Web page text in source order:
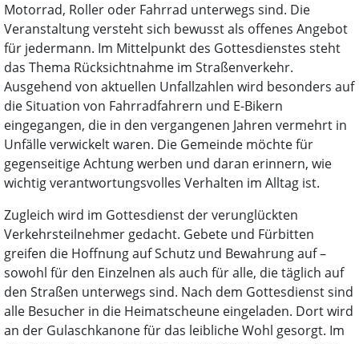
Motorrad, Roller oder Fahrrad unterwegs sind. Die
Veranstaltung versteht sich bewusst als offenes Angebot
für jedermann. Im Mittelpunkt des Gottesdienstes steht
das Thema Rücksichtnahme im Straßenverkehr.
Ausgehend von aktuellen Unfallzahlen wird besonders auf
die Situation von Fahrradfahrern und E-Bikern
eingegangen, die in den vergangenen Jahren vermehrt in
Unfälle verwickelt waren. Die Gemeinde möchte für
gegenseitige Achtung werben und daran erinnern, wie
wichtig verantwortungsvolles Verhalten im Alltag ist.
Zugleich wird im Gottesdienst der verunglückten
Verkehrsteilnehmer gedacht. Gebete und Fürbitten
greifen die Hoffnung auf Schutz und Bewahrung auf –
sowohl für den Einzelnen als auch für alle, die täglich auf
den Straßen unterwegs sind. Nach dem Gottesdienst sind
alle Besucher in die Heimatscheune eingeladen. Dort wird
an der Gulaschkanone für das leibliche Wohl gesorgt. Im